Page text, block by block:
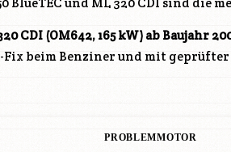
CDI (OM642, 165 kW) ab Baujahr
Fix beim Benziner und mit
PROBLEMMOTOR